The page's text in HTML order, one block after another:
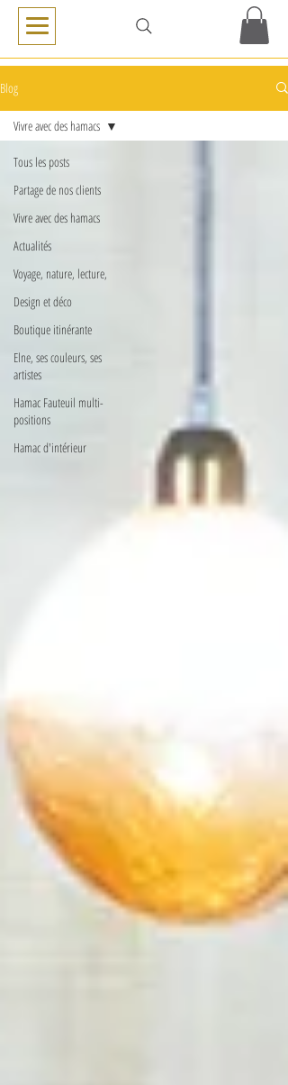
Blog
Tous les posts
Partage de nos clients
Vivre avec des hamacs
Actualités
Voyage, nature, lecture,
Design et déco
Boutique itinérante
Elne, ses couleurs, ses
artistes
Hamac Fauteuil multi-
positions
Hamac d'intérieur
Vivre avec des hamacs